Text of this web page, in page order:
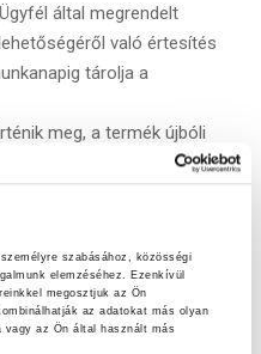
szabásához, közösségi
elemzéséhez. Ezenkívül
megosztjuk az Ön
az adatokat más olyan
vagy az Ön által használt más
által megrendelt
való értesítés
tárolja a
meg, a termék újbóli
keretében lehetséges.
Szolgáltató a
vállal.
kapcsolatban az
– telefonon, e-
– tehet bejelentést, az